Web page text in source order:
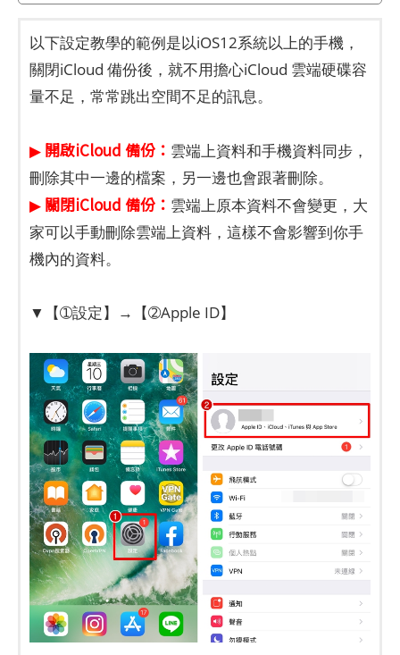
以下設定教學的範例是以iOS12系統以上的手機，
關閉iCloud 備份後，就不用擔心iCloud 雲端硬碟容
量不足，常常跳出空間不足的訊息。
▶ 開啟iCloud 備份： 雲端上資料和手機資料同步，
刪除其中一邊的檔案，另一邊也會跟著刪除。
▶ 關閉iCloud 備份： 雲端上原本資料不會變更，大
家可以手動刪除雲端上資料，這樣不會影響到你手
機內的資料。
▼【➀設定】→【➁Apple ID】